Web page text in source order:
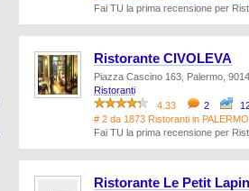
Fai TU la prima recensione per
Ristorante CIVOLEVA
Piazza Cascino 163, Palermo,
Ristoranti
4.33
2
# 2 da 1873 Ristoranti in PALERMO
Fai TU la prima recensione per
Ristorante Le Petit Lapin